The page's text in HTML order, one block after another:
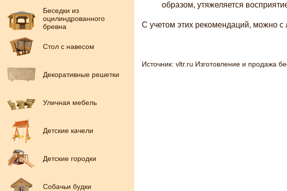
Беседки из
оцилиндрованного
бревна
Стол с навесом
Декоративные решетки
Уличная мебель
Детские качели
Детские городки
Собачьи будки
образом, утяжеляется
С учетом этих рекомендаций, можно с
Источник: vltr.ru Изготовление и продажа